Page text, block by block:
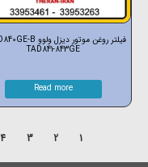
TAD841-843GE
Read more
1
2
3
4